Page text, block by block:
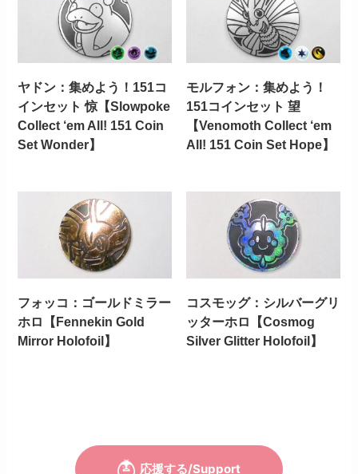
ヤドン：集めよう！151コ
インセット 惊【Slowpoke
Collect ‘em All! 151 Coin
Set Wonder】
モルフォン：集めよう！
151コインセット 望
【Venomoth Collect ‘em
All! 151 Coin Set Hope】
フォッコ：ゴールドミラー
ホロ【Fennekin Gold
Mirror Holofoil】
コスモッグ：シルバーグリ
ッターホロ【Cosmog
Silver Glitter Holofoil】